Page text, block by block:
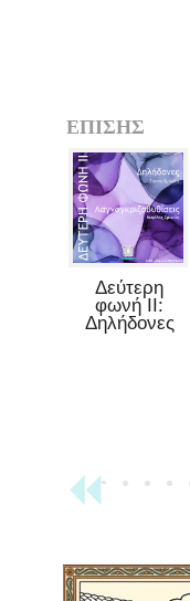
ΕΠΙΣΗΣ
Δεύτερη
φωνή II:
Δηλήδονες